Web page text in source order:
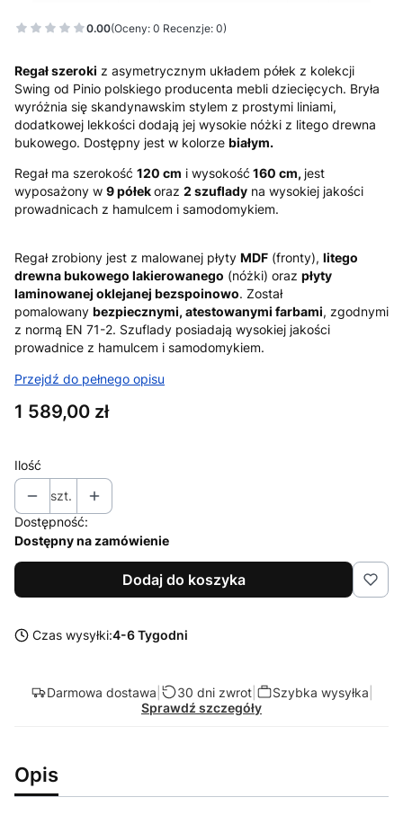
0.00(Oceny: 0 Recenzje: 0)
Regał szeroki z asymetrycznym układem półek z kolekcji
Swing od Pinio polskiego producenta mebli dziecięcych. Bryła
wyróżnia się skandynawskim stylem z prostymi liniami,
dodatkowej lekkości dodają jej wysokie nóżki z litego drewna
bukowego. Dostępny jest w kolorze białym.
Regał ma szerokość 120 cm i wysokość 160 cm, jest
wyposażony w 9 półekoraz 2 szuflady na wysokiej jakości
prowadnicach z hamulcem i samodomykiem.
Regał zrobiony jest z malowanej płyty MDF (fronty), litego
drewna bukowego lakierowanego (nóżki) oraz płyty
laminowanej oklejanej bezspoinowo. Został
pomalowany bezpiecznymi, atestowanymi farbami, zgodnymi
z normą EN 71-2. Szuflady posiadają wysokiej jakości
prowadnice z hamulcem i samodomykiem.
Przejdź do pełnego opisu
Cena
1 589,00 zł
Ilość
szt.
Dostępność:
Dostępny na zamówienie
Dodaj do koszyka
Czas wysyłki:4-6 Tygodni
Darmowa dostawa 30 dni zwrot| Szybka wysyłka
Sprawdź szczegóły
Opis